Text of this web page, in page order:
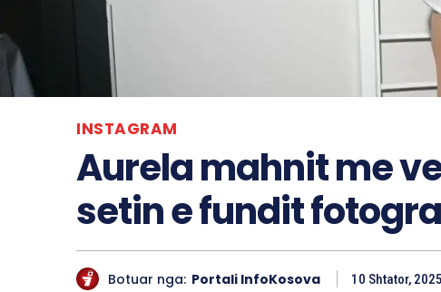
INSTAGRAM
Aurela mahnit me
setin e fundit
Botuar nga: Portali InfoKosova 10 Shtator, 2025